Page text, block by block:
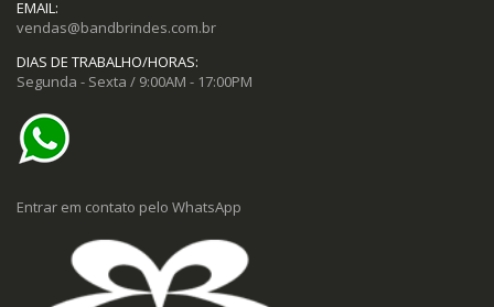
EMAIL:
vendas@bandbrindes.com.br
DIAS DE TRABALHO/HORAS:
Segunda - Sexta / 9:00AM - 17:00PM
Entrar em contato pelo WhatsApp